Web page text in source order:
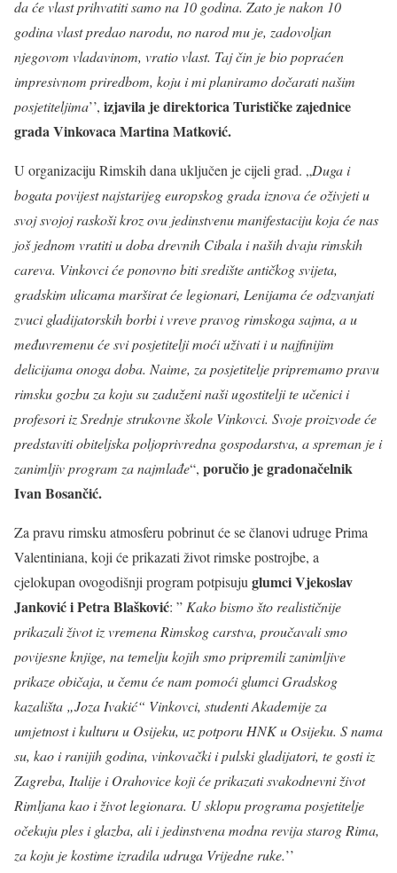
da će vlast prihvatiti samo na 10 godina. Zato je nakon 10
godina vlast predao narodu, no narod mu je, zadovoljan
njegovom vladavinom, vratio vlast. Taj čin je bio popraćen
impresivnom priredbom, koju i mi planiramo dočarati našim
posjetiteljima’’, izjavila je direktorica Turističke zajednice
grada Vinkovaca Martina Matković.
U organizaciju Rimskih dana uključen je cijeli grad. „Duga i
bogata povijest najstarijeg europskog grada iznova će oživjeti u
svoj svojoj raskoši kroz ovu jedinstvenu manifestaciju koja će nas
još jednom vratiti u doba drevnih Cibala i naših dvaju rimskih
careva. Vinkovci će ponovno biti središte antičkog svijeta,
gradskim ulicama marširat će legionari, Lenijama će odzvanjati
zvuci gladijatorskih borbi i vreve pravog rimskoga sajma, a u
međuvremenu će svi posjetitelji moći uživati i u najfinijim
delicijama onoga doba. Naime, za posjetitelje pripremamo pravu
rimsku gozbu za koju su zaduženi naši ugostitelji te učenici i
profesori iz Srednje strukovne škole Vinkovci. Svoje proizvode će
predstaviti obiteljska poljoprivredna gospodarstva, a spreman je i
zanimljiv program za najmlađe“, poručio je gradonačelnik
Ivan Bosančić.
Za pravu rimsku atmosferu pobrinut će se članovi udruge Prima
Valentiniana, koji će prikazati život rimske postrojbe, a
cjelokupan ovogodišnji program potpisuju glumci Vjekoslav
Janković i Petra Blašković: ” Kako bismo što realističnije
prikazali život iz vremena Rimskog carstva, proučavali smo
povijesne knjige, na temelju kojih smo pripremili zanimljive
prikaze običaja, u čemu će nam pomoći glumci Gradskog
kazališta „Joza Ivakić“ Vinkovci, studenti Akademije za
umjetnost i kulturu u Osijeku, uz potporu HNK u Osijeku. S nama
su, kao i ranijih godina, vinkovački i pulski gladijatori, te gosti iz
Zagreba, Italije i Orahovice koji će prikazati svakodnevni život
Rimljana kao i život legionara. U sklopu programa posjetitelje
očekuju ples i glazba, ali i jedinstvena modna revija starog Rima,
za koju je kostime izradila udruga Vrijedne ruke.’’